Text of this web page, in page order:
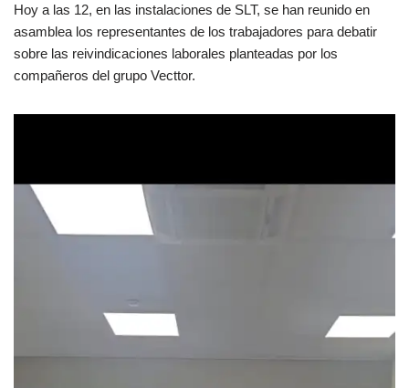
Hoy a las 12, en las instalaciones de SLT, se han reunido en
asamblea los representantes de los trabajadores para debatir
sobre las reivindicaciones laborales planteadas por los
compañeros del grupo Vecttor.